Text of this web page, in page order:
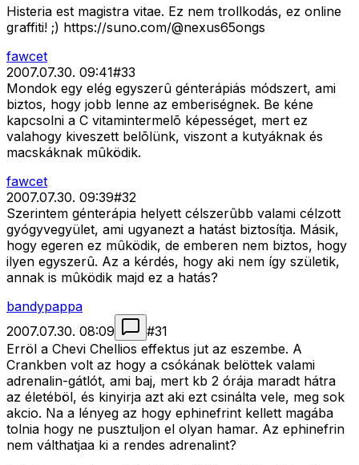
Histeria est magistra vitae. Ez nem trollkodás, ez online
graffiti! ;) https://suno.com/@nexus65ongs
fawcet
2007.07.30. 09:41#33
Mondok egy elég egyszerû génterápiás módszert, ami
biztos, hogy jobb lenne az emberiségnek. Be kéne
kapcsolni a C vitamintermelõ képességet, mert ez
valahogy kiveszett belõlünk, viszont a kutyáknak és
macskáknak mûködik.
fawcet
2007.07.30. 09:39#32
Szerintem génterápia helyett célszerûbb valami célzott
gyógyvegyület, ami ugyanezt a hatást biztosítja. Másik,
hogy egeren ez mûködik, de emberen nem biztos, hogy
ilyen egyszerû. Az a kérdés, hogy aki nem így születik,
annak is mûködik majd ez a hatás?
bandypappa
2007.07.30. 08:09
#31
Erröl a Chevi Chellios effektus jut az eszembe. A
Crankben volt az hogy a csókának belöttek valami
adrenalin-gátlót, ami baj, mert kb 2 órája maradt hátra
az életéböl, és kinyirja azt aki ezt csinálta vele, meg sok
akcio. Na a lényeg az hogy ephinefrint kellett magába
tolnia hogy ne pusztuljon el olyan hamar. Az ephinefrin
nem válthatjaa ki a rendes adrenalint?